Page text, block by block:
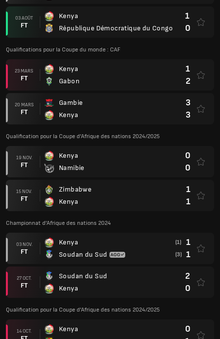
03 AOÛT
FT
Kenya
République Démocratique du Congo
1
0
Qualifications pour la Coupe du monde : CAF
23 MARS
FT
Kenya
Gabon
1
2
20 MARS
FT
Gambie
Kenya
3
3
Qualification pour la Coupe d'Afrique des nations 2024/2025
19 NOV.
FT
Kenya
Namibie
0
0
15 NOV.
FT
Zimbabwe
Kenya
1
1
Championnat d'Afrique des nations 2024
03 NOV.
FT
Kenya
Soudan du Sud
(1) 1
(3) 1
27 OCT.
FT
Soudan du Sud
Kenya
2
0
Qualification pour la Coupe d'Afrique des nations 2024/2025
14 OCT.
Kenya
0